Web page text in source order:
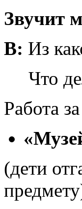
Звучит
В: Из
Что
Работа
(дети